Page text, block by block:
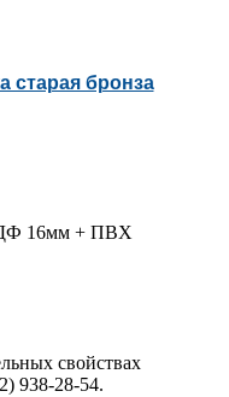
старая бронза
16мм + ПВХ
свойствах
938-28-54.